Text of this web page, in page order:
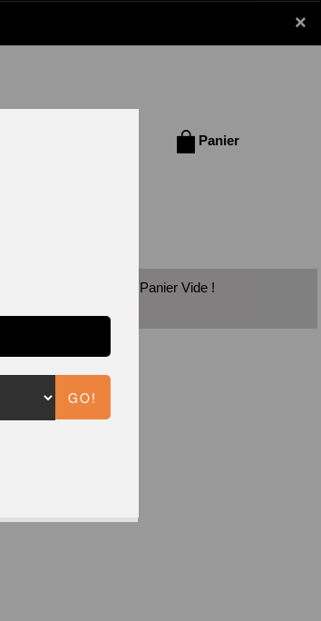
×
Panier
Panier Vide !